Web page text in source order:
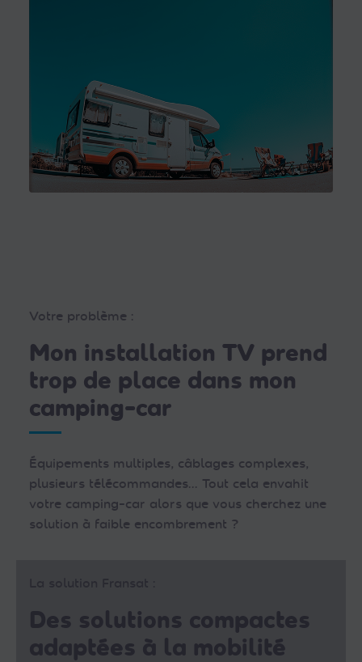
Votre problème :
Mon installation TV prend
trop de place dans mon
camping-car
Équipements multiples, câblages complexes,
plusieurs télécommandes… Tout cela envahit
votre camping-car alors que vous cherchez une
solution à faible encombrement ?
Des solutions compactes
adaptées à la mobilité